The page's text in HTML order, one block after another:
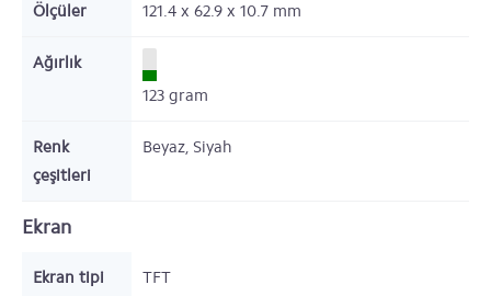
Ölçüler 121.4 x 62.9 x 10.7 mm
Ağırlık
123 gram
Renk
çeşitleri
Beyaz, Siyah
Ekran
Ekran tipi TFT